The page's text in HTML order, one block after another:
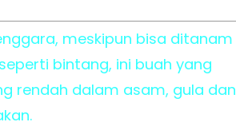
meskipun bisa ditanam
bintang, ini buah yang
rendah dalam asam, gula dan